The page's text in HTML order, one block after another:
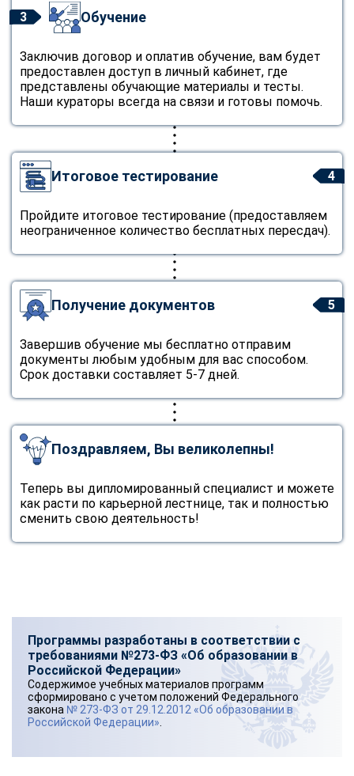
3 Обучение
Заключив договор и оплатив обучение, вам будет
предоставлен доступ в личный кабинет, где
представлены обучающие материалы и тесты.
Наши кураторы всегда на связи и готовы помочь.
4
Итоговое тестирование
Пройдите итоговое тестирование (предоставляем
неограниченное количество бесплатных пересдач).
5
Получение документов
Завершив обучение мы бесплатно отправим
документы любым удобным для вас способом.
Срок доставки составляет 5-7 дней.
Поздравляем, Вы великолепны!
Теперь вы дипломированный специалист и можете
как расти по карьерной лестнице, так и полностью
сменить свою деятельность!
Программы разработаны в соответствии с
требованиями №273-ФЗ «Об образовании в
Российской Федерации»
Содержимое учебных материалов программ
сформировано с учетом положений Федерального
закона № 273-ФЗ от 29.12.2012 «Об образовании в
Российской Федерации»